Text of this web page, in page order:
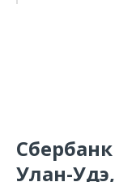
Улан-